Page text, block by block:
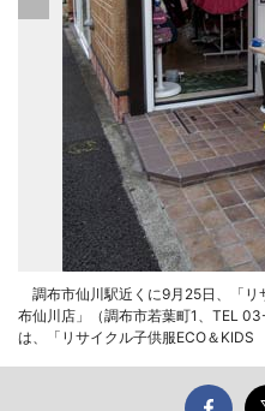
調布市仙川駅近くに9月25日、「
布仙川店」（調布市若葉町1、TEL
は、「リサイクル子供服ECO＆